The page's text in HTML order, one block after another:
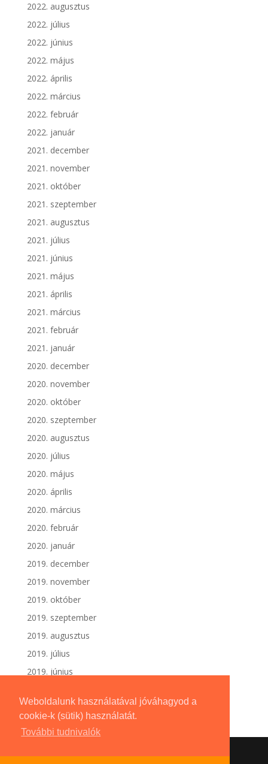
Weboldalunk használatával jóváhagyod a
cookie-k (sütik) használatát.
További tudnivalók
2022. augusztus
2022. július
2022. június
2022. május
2022. április
2022. március
2022. február
2022. január
2021. december
2021. november
2021. október
2021. szeptember
2021. augusztus
2021. július
2021. június
2021. május
2021. április
2021. március
2021. február
2021. január
2020. december
2020. november
2020. október
2020. szeptember
2020. augusztus
2020. július
2020. május
2020. április
2020. március
2020. február
2020. január
2019. december
2019. november
2019. október
2019. szeptember
2019. augusztus
2019. július
2019. június